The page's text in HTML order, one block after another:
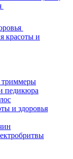
красоты и
педикюра
и здоровья